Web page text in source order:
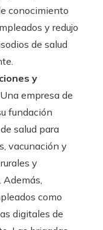
conocimiento
y redujo
de salud
y
Una empresa de
fundación
salud para
vacunación y
y
como
digitales de